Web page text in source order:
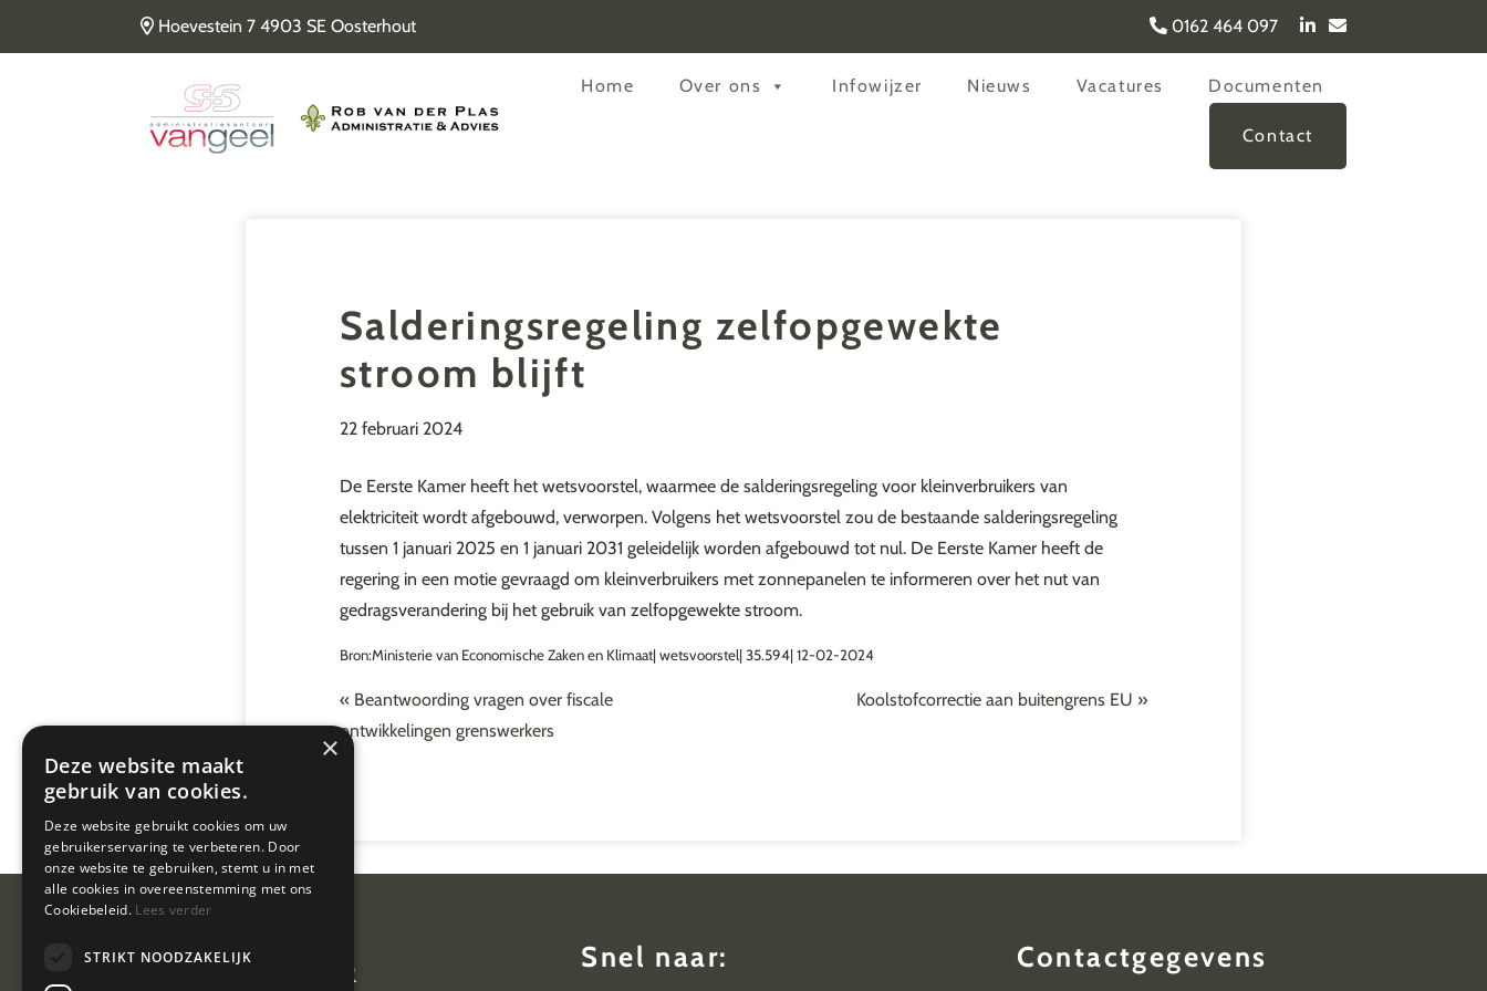
Hoevestein 7 4903 SE Oosterhout 0162 464 097
Van Geel & van der Plas
Header
Home Over ons Infowijzer Nieuws Vacatures Documenten
Contact
Salderingsregeling zelfopgewekte
stroom blijft
22 februari 2024
De Eerste Kamer heeft het wetsvoorstel, waarmee de salderingsregeling voor kleinverbruikers van
elektriciteit wordt afgebouwd, verworpen. Volgens het wetsvoorstel zou de bestaande salderingsregeling
tussen 1 januari 2025 en 1 januari 2031 geleidelijk worden afgebouwd tot nul. De Eerste Kamer heeft de
regering in een motie gevraagd om kleinverbruikers met zonnepanelen te informeren over het nut van
gedragsverandering bij het gebruik van zelfopgewekte stroom.
Bron:Ministerie van Economische Zaken en Klimaat| wetsvoorstel| 35.594| 12-02-2024
« Beantwoording vragen over fiscale
ontwikkelingen grenswerkers
Koolstofcorrectie aan buitengrens EU »
Van Geel &
Snel naar: Contactgegevens
×
Deze website maakt
gebruik van cookies.
Deze website gebruikt cookies om uw
gebruikerservaring te verbeteren. Door
onze website te gebruiken, stemt u in met
alle cookies in overeenstemming met ons
Cookiebeleid. Lees verder
STRIKT NOODZAKELIJK